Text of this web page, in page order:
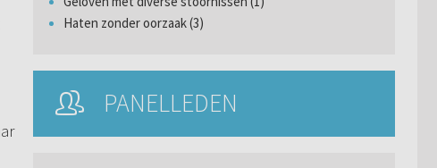
Haten zonder oorzaak (3)
PANELLEDEN